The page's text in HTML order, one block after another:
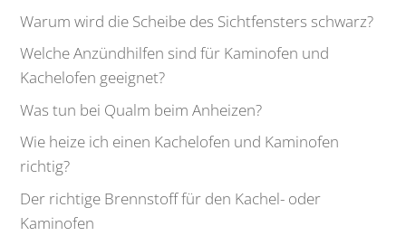
Warum wird die Scheibe des Sichtfensters schwarz?
Welche Anzündhilfen sind für Kaminofen und
Kachelofen geeignet?
Was tun bei Qualm beim Anheizen?
Wie heize ich einen Kachelofen und Kaminofen
richtig?
Der richtige Brennstoff für den Kachel- oder
Kaminofen